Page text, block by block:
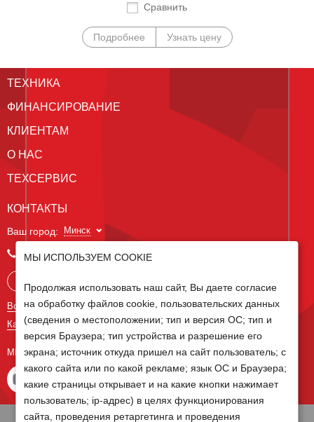
Сравнить
Подробнее Узнать цену
ТЕХНИКА
ФИНАНСИРОВАНИЕ
КЛИЕНТАМ
О НАС
ТЕХСЕРВИС
КОНТАКТЫ
Ваш город: Минск
+375 29 238 97 34
Все контакты
Карта сайта
МЫ В СОЦ СЕТЯХ
МЫ ИСПОЛЬЗУЕМ COOKIE
Продолжая использовать наш сайт, Вы даете согласие
на обработку файлов cookie, пользовательских данных
(сведения о местоположении; тип и версия ОС; тип и
версия Браузера; тип устройства и разрешение его
экрана; источник откуда пришел на сайт пользователь; с
какого сайта или по какой рекламе; язык ОС и Браузера;
какие страницы открывает и на какие кнопки нажимает
пользователь; ip-адрес) в целях функционирования
сайта, проведения ретаргетинга и проведения